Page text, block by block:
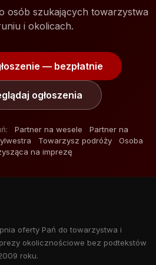
osób szukających towarzystwa
i okolicach.
— bezpłatnie
ogłoszenia
Partner na wesele
Partner na
Towarzysz podróży
Osoba
na imprezę
oferty Pań do towarzystwa i
okolicznościowe bez podtekstów
roku.